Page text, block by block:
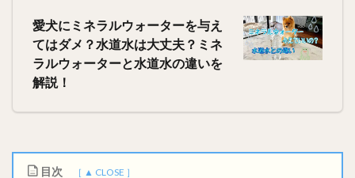
愛犬にミネラルウォーターを与え
てはダメ？水道水は大丈夫？ミネ
ラルウォーターと水道水の違いを
解説！
目次